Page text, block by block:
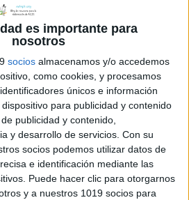
es importante para
nosotros
socios almacenamos y/o accedemos
como cookies, y procesamos
únicos e información
para publicidad y contenido
publicidad y contenido,
y desarrollo de servicios. Con su
socios podemos utilizar datos de
e identificación mediante las
Puede hacer clic para otorgarnos
y a nuestros 1019 socios para
prácticos con Loi
y […]
emocional,